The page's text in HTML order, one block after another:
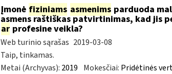
Įmonė fiziniams asmenims parduoda
asmens raštiškas patvirtinimas, kad jis
arprofesine veikla?
Web turinio sąrašas 2019-03-08
Taip, tinkamas.
Metai (Archyvas): 2019 Mokesčiai: Pridėtinės